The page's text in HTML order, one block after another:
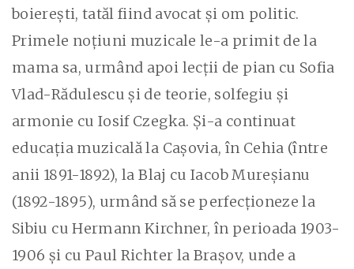
boierești, tatăl fiind avocat și om politic.
Primele noțiuni muzicale le-a primit de la
mama sa, urmând apoi lecții de pian cu Sofia
Vlad-Rădulescu și de teorie, solfegiu și
armonie cu Iosif Czegka. Și-a continuat
educația muzicală la Cașovia, în Cehia (între
anii 1891-1892), la Blaj cu Iacob Mureșianu
(1892-1895), urmând să se perfecționeze la
Sibiu cu Hermann Kirchner, în perioada 1903-
1906 și cu Paul Richter la Brașov, unde a